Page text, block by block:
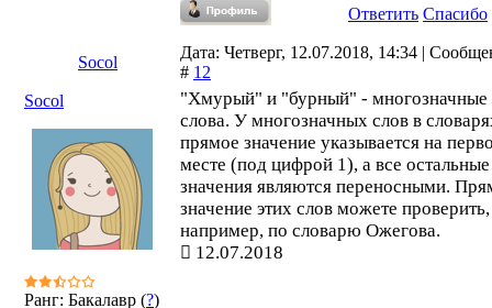
Ответить Спасибо
Socol
Дата: Четверг, 12.07.2018, 14:34 |
# 12
Socol
Ранг: Бакалавр (?)
"Хмурый" и "бурный" - многозначные
слова. У многозначных слов в
прямое значение указывается на
месте (под цифрой 1), а все остальные
значения являются переносными.
значение этих слов можете проверить,
например, по словарю Ожегова.
12.07.2018